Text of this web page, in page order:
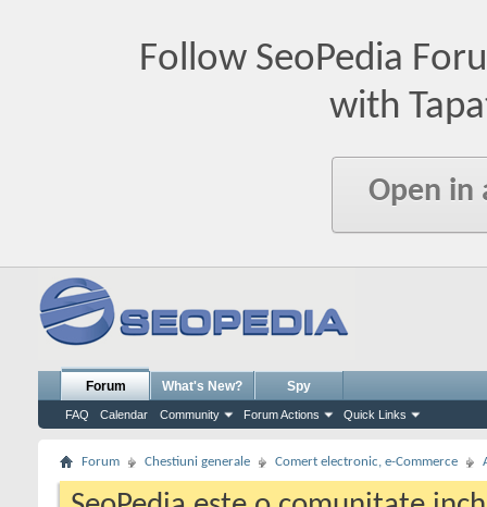
Follow SeoPedia
with
Open in
Forum
FAQ Calendar Community Forum Actions Quick Links
What's New? Spy
Forum Chestiuni generale Comert electronic, e-Commerce